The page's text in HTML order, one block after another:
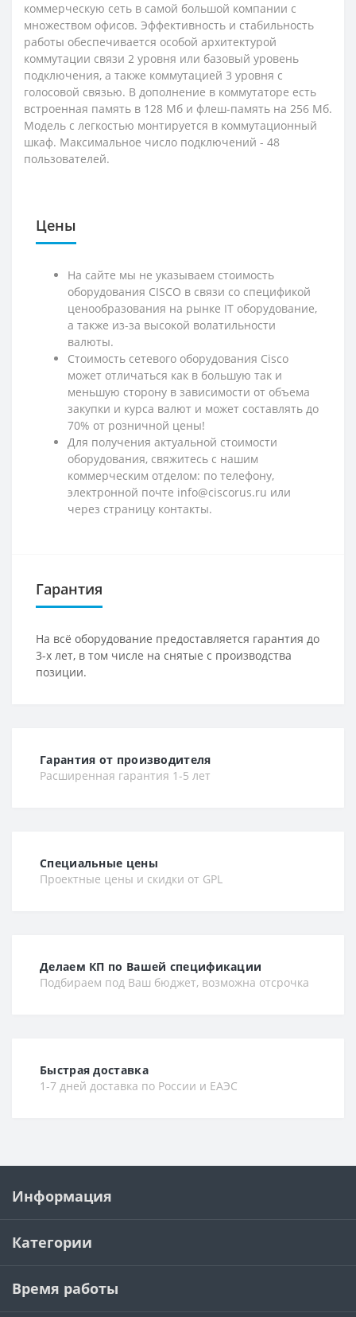
коммерческую сеть в самой большой компании с
множеством офисов. Эффективность и стабильность
работы обеспечивается особой архитектурой
коммутации связи 2 уровня или базовый уровень
подключения, а также коммутацией 3 уровня с
голосовой связью. В дополнение в коммутаторе есть
встроенная память в 128 Мб и флеш-память на 256 Мб.
Модель с легкостью монтируется в коммутационный
шкаф. Максимальное число подключений - 48
пользователей.
Цены
На сайте мы не указываем стоимость
оборудования CISCO в связи со спецификой
ценообразования на рынке IT оборудование,
а также из-за высокой волатильности
валюты.
Стоимость сетевого оборудования Cisco
может отличаться как в большую так и
меньшую сторону в зависимости от объема
закупки и курса валют и может составлять до
70% от розничной цены!
Для получения актуальной стоимости
оборудования, свяжитесь с нашим
коммерческим отделом: по телефону,
электронной почте info@ciscorus.ru или
через страницу контакты.
Гарантия
На всё оборудование предоставляется гарантия до
3-х лет, в том числе на снятые с производства
позиции.
Гарантия от производителя
Расширенная гарантия 1-5 лет
Специальные цены
Проектные цены и скидки от GPL
Делаем КП по Вашей спецификации
Подбираем под Ваш бюджет, возможна отсрочка
Быстрая доставка
1-7 дней доставка по России и ЕАЭС
Информация
Категории
Время работы